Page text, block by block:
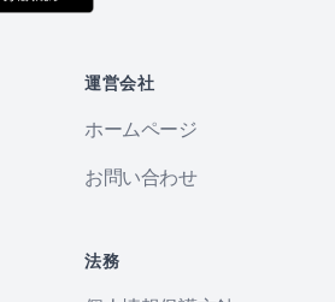
運営会社
ホームページ
お問い合わせ
法務